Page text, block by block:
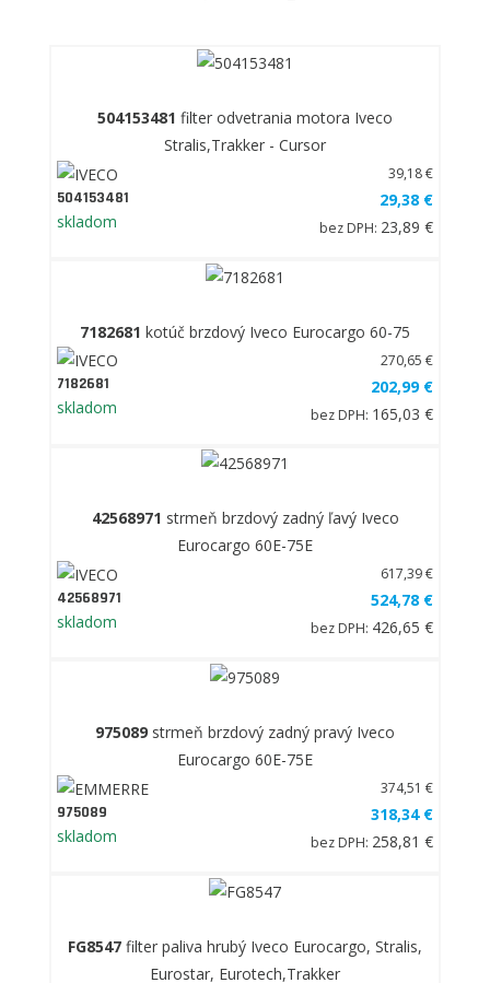
504153481 filter odvetrania motora Iveco
Stralis,Trakker - Cursor
504153481
skladom
39,18 €
29,38 €
bez DPH: 23,89 €
7182681 kotúč brzdový Iveco Eurocargo 60-75
7182681
skladom
270,65 €
202,99 €
bez DPH: 165,03 €
42568971 strmeň brzdový zadný ľavý Iveco
Eurocargo 60E-75E
42568971
skladom
617,39 €
524,78 €
bez DPH: 426,65 €
975089 strmeň brzdový zadný pravý Iveco
Eurocargo 60E-75E
975089
skladom
374,51 €
318,34 €
bez DPH: 258,81 €
FG8547 filter paliva hrubý Iveco Eurocargo, Stralis,
Eurostar, Eurotech,Trakker